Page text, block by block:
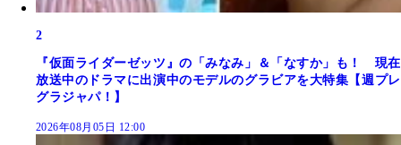
2
『仮面ライダーゼッツ』の「みなみ」＆「なすか」も！ 現在
放送中のドラマに出演中のモデルのグラビアを大特集【週プレ
グラジャパ！】
2026年08月05日 12:00